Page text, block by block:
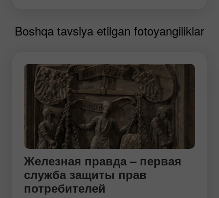
Boshqa tavsiya etilgan fotoyangiliklar
Железная правда – первая
служба защиты прав
потребителей